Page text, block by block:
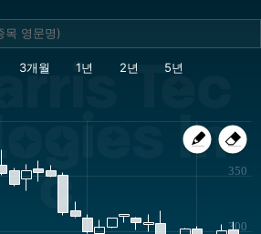
Tec
In
c
300
350